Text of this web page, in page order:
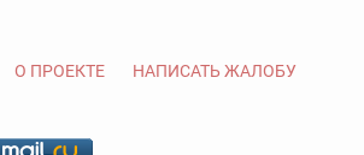
О ПРОЕКТЕ НАПИСАТЬ ЖАЛОБУ